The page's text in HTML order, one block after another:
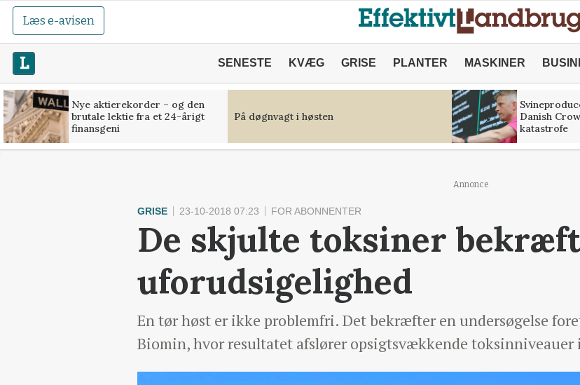
Læs e-avisen
SENESTE KVÆG GRISE PLANTER MASKINER
Nye aktierekorder – og den
brutale lektie fra et 24-årigt
finansgeni
På døgnvagt i høsten
Danish
katastrofe
Annonce
GRISE 23-10-2018 07:23 FOR ABONNENTER
De skjulte toksiner
uforudsigelighed
En tør høst er ikke problemfri. Det bekræfter en undersøgelse
Biomin, hvor resultatet afslører opsigtsvækkende toksinniveauer